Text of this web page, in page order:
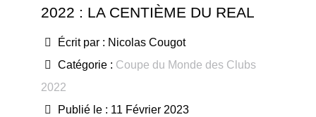
2022 : LA CENTIÈME DU REAL
Écrit par : Nicolas Cougot
Catégorie : Coupe du Monde des Clubs
2022
Publié le : 11 Février 2023